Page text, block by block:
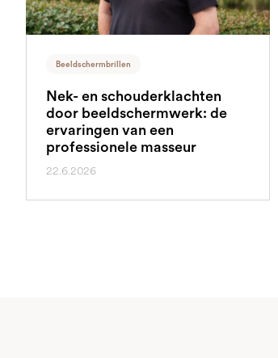
Beeldschermbrillen
Nek- en schouderklachten
door beeldschermwerk: de
ervaringen van een
professionele masseur
22.6.2026